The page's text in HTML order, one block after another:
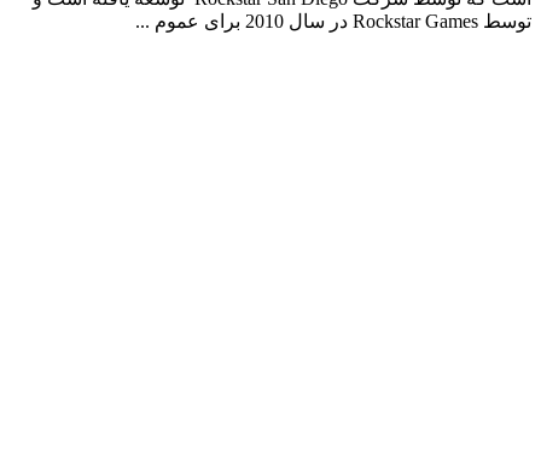
توسط Rockstar Games در سال 2010 برای عموم ...